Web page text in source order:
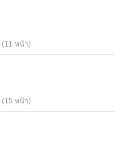
(11 หน้า)
(15 หน้า)